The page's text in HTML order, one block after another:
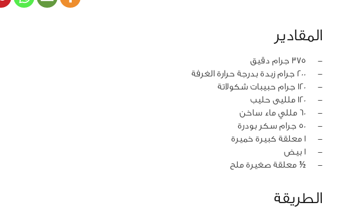
المقادير
‏-
375 جرام دقيق
‏-
200 جرام زبدة بدرجة حرارة الغرفة
‏-
120 جرام حبيبات شكولاتة
‏-
120 ملليى حليب
‏-
60 مللي ماء ساخن
‏-
50 جرام سكر بودرة
‏-
1 معلقة كبيرة خميرة
‏-
1 بيض
‏-
½ معلقة صغيرة ملح
الطريقة